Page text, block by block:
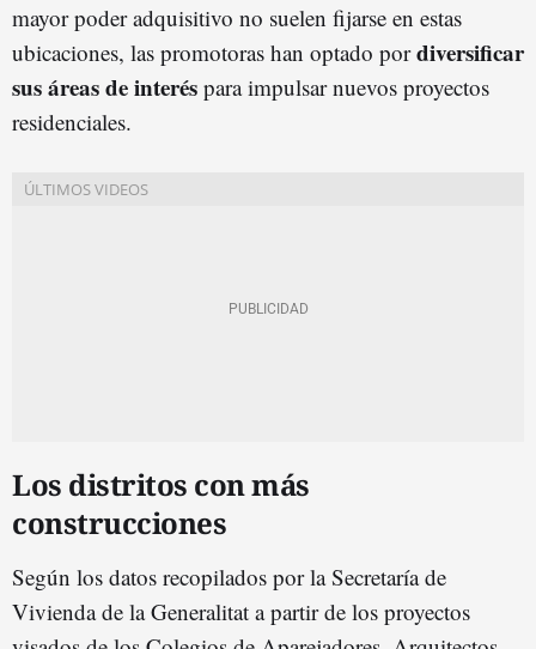
mayor poder adquisitivo no suelen fijarse en estas
ubicaciones, las promotoras han optado pordiversificar
sus áreas de interés para impulsar nuevos proyectos
residenciales.
Los distritos con más
construcciones
Según los datos recopilados por la Secretaría de
Vivienda de la Generalitat a partir de los proyectos